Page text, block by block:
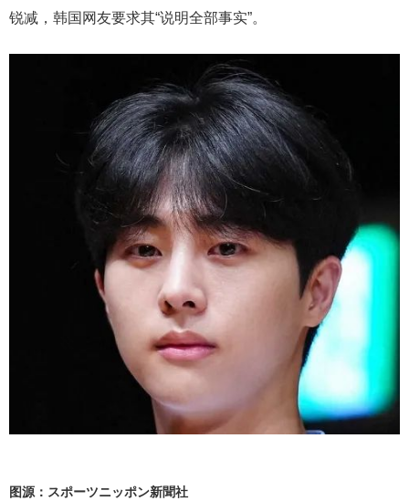
锐减，韩国网友要求其“说明全部事实”。
图源：スポーツニッポン新聞社